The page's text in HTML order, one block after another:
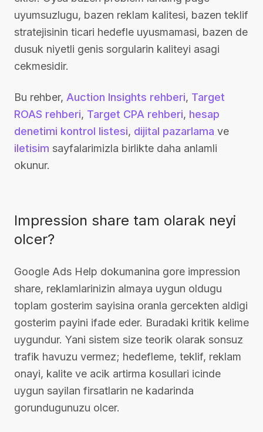
uyumsuzlugu, bazen reklam kalitesi, bazen teklif
stratejisinin ticari hedefle uyusmamasi, bazen de
dusuk niyetli genis sorgularin kaliteyi asagi
cekmesidir.
Bu rehber, Auction Insights rehberi, Target
ROAS rehberi, Target CPA rehberi, hesap
denetimi kontrol listesi, dijital pazarlama ve
iletisim sayfalarimizla birlikte daha anlamli
okunur.
Impression share tam olarak neyi
olcer?
Google Ads Help dokumanina gore impression
share, reklamlarinizin almaya uygun oldugu
toplam gosterim sayisina oranla gercekten aldigi
gosterim payini ifade eder. Buradaki kritik kelime
uygundur. Yani sistem size teorik olarak sonsuz
trafik havuzu vermez; hedefleme, teklif, reklam
onayi, kalite ve acik artirma kosullari icinde
uygun sayilan firsatlarin ne kadarinda
gorundugunuzu olcer.